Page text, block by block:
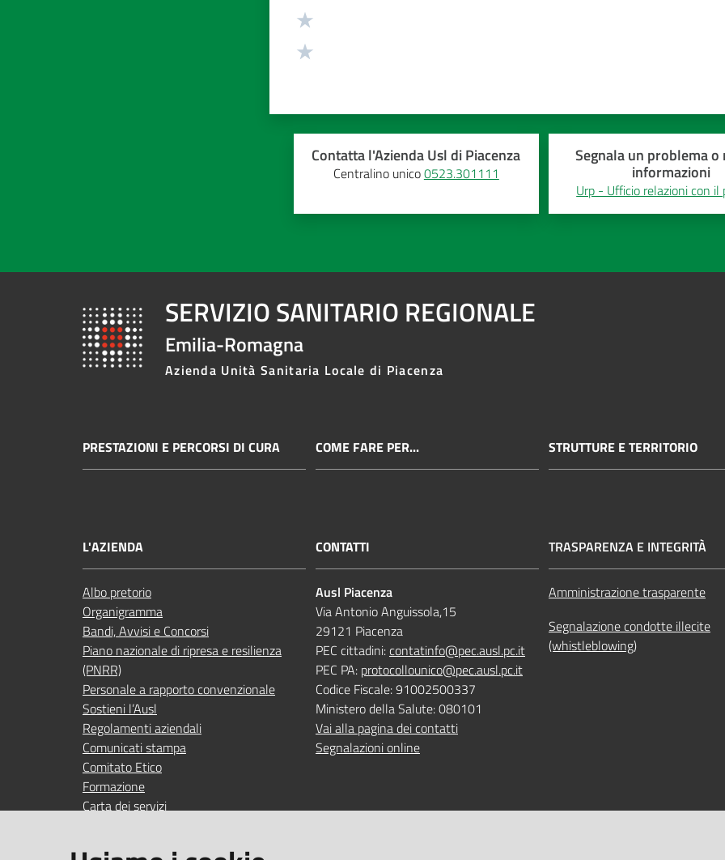
Contatta l'Azienda Usl di Piacenza
Centralino unico0523.301111
Segnala un problema o
informazioni
Urp - Ufficio relazioni con il
SERVIZIO SANITARIO REGIONALE
Emilia-Romagna
Azienda Unità Sanitaria Locale di Piacenza
PRESTAZIONI E PERCORSI DI CURA COME FARE PER... STRUTTURE E TERRITORIO
L'AZIENDA
Albo pretorio
Organigramma
Bandi, Avvisi e Concorsi
Piano nazionale di ripresa e resilienza
(PNRR)
Personale a rapporto convenzionale
Sostieni l’Ausl
Regolamenti aziendali
Comunicati stampa
Comitato Etico
Formazione
Carta dei servizi
CONTATTI
Ausl Piacenza
Via Antonio Anguissola,15
29121 Piacenza
PEC cittadini:contatinfo@pec.ausl.pc.it
PEC PA: protocollounico@pec.ausl.pc.it
Codice Fiscale: 91002500337
Ministero della Salute: 080101
Vai alla pagina dei contatti
Segnalazioni online
TRASPARENZA E INTEGRITÀ
Amministrazione trasparente
Segnalazione condotte illecite
(whistleblowing)